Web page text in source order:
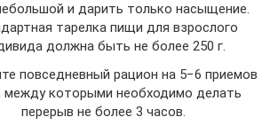
и дарить только насыщение.
тарелка пищи для взрослого
должна быть не более 250 г.
повседневный рацион на 5−6 приемов
между которыми необходимо делать
перерыв не более 3 часов.